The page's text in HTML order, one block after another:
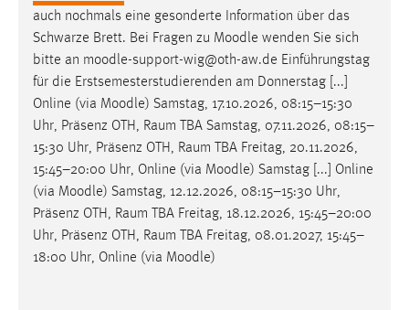
auch nochmals eine gesonderte Information über das
Schwarze Brett. Bei Fragen zu Moodle wenden Sie sich
bitte an moodle-support-wig@oth-aw.de Einführungstag
für die Erstsemesterstudierenden am Donnerstag [...]
Online (via Moodle) Samstag, 17.10.2026, 08:15–15:30
Uhr, Präsenz OTH, Raum TBA Samstag, 07.11.2026, 08:15–
15:30 Uhr, Präsenz OTH, Raum TBA Freitag, 20.11.2026,
15:45–20:00 Uhr, Online (via Moodle) Samstag [...] Online
(via Moodle) Samstag, 12.12.2026, 08:15–15:30 Uhr,
Präsenz OTH, Raum TBA Freitag, 18.12.2026, 15:45–20:00
Uhr, Präsenz OTH, Raum TBA Freitag, 08.01.2027, 15:45–
18:00 Uhr, Online (via Moodle)